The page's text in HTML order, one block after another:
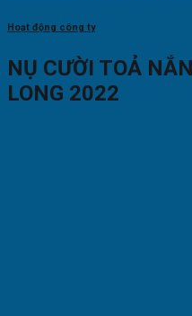
Hoạt động công ty
NỤ CƯỜI TOẢ
LONG 2022